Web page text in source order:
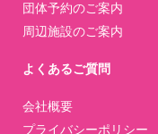
団体予約のご案内
周辺施設のご案内
よくあるご質問
会社概要
プライバシーポリシー